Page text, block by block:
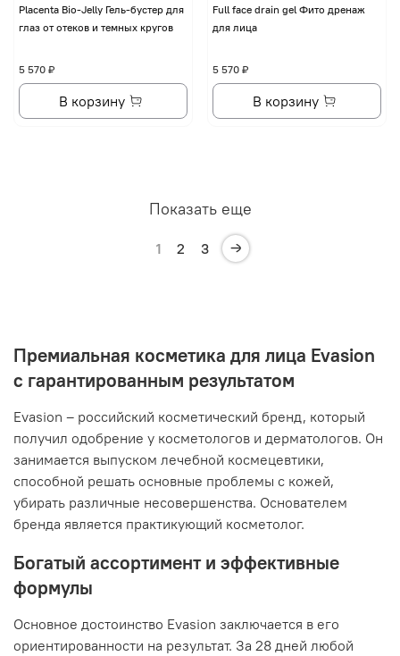
Placenta Bio-Jelly Гель-бустер для
глаз от отеков и темных кругов
5 570 ₽
В корзину
Full face drain gel Фито дренаж
для лица
5 570 ₽
В корзину
Показать еще
1 2 3
Премиальная косметика для лица Evasion
с гарантированным результатом
Evasion – российский косметический бренд, который
получил одобрение у косметологов и дерматологов. Он
занимается выпуском лечебной космецевтики,
способной решать основные проблемы с кожей,
убирать различные несовершенства. Основателем
бренда является практикующий косметолог.
Богатый ассортимент и эффективные
формулы
Основное достоинство Evasion заключается в его
ориентированности на результат. За 28 дней любой